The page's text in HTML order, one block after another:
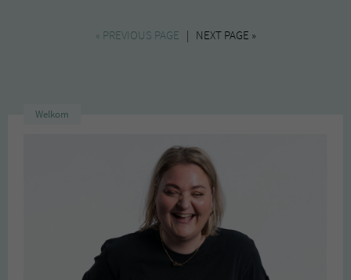
« PREVIOUS PAGE | NEXT PAGE »
Welkom